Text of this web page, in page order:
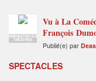
ADMINISTRATEUR
THÉÂTRES
Vu à La
François
Publié(e) par
SPECTACLES